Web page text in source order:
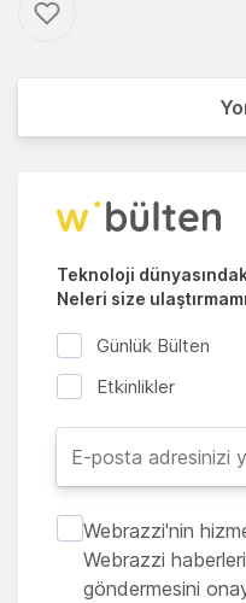
Teknoloji
Neleri size
Günlük Bülten
Etkinlikler
Webrazzi'nin
Webrazzi
göndermesini